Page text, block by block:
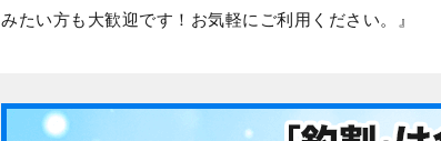
みたい方も大歓迎です！お気軽にご利用ください。